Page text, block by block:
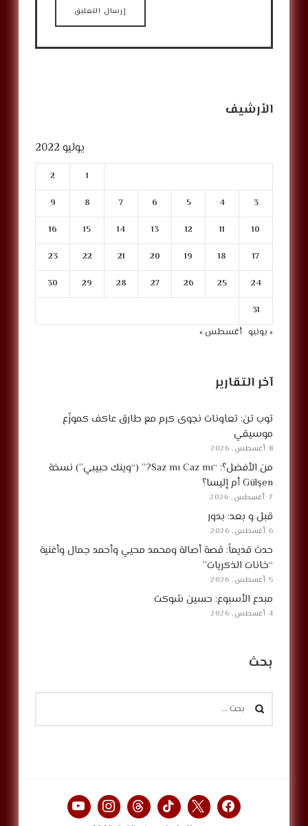
الأرشيف
يوليو 2022
1
2
3
4
5
6
7
8
9
10
11
12
13
14
15
16
17
18
19
20
21
22
23
24
25
26
27
28
29
30
31
« يونيو أغسطس »
آخر التقارير
توب تن: تعاونات نجوى كرم مع طارق عاكف كموزّع
موسيقي
8 أغسطس, 2026
من الأفضل؟: “Saz mı Caz mı?” (“وينك حبيبي”) نسخة
Gülşen أم إليسا؟
7 أغسطس, 2026
قبل و بعد: بدور
6 أغسطس, 2026
حدث قديماً: قصة أصالة ومحمد محيي وأحمد جمال وأغنية
“خانات الذكريات”
5 أغسطس, 2026
مبدع الأسبوع: حسين شوكت
4 أغسطس, 2026
بحث
البحث
عن: